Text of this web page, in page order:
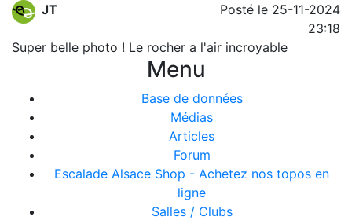
JT
Posté le 25-11-2024
23:18
Super belle photo ! Le rocher a l'air incroyable
Menu
Base de données
Médias
Articles
Forum
Escalade Alsace Shop - Achetez nos topos en
ligne
Salles / Clubs